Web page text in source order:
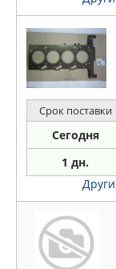
Срок поставки
Сегодня
1 дн.